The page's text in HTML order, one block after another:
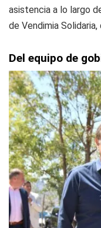
asistencia a lo largo
de Vendimia
Del equipo de